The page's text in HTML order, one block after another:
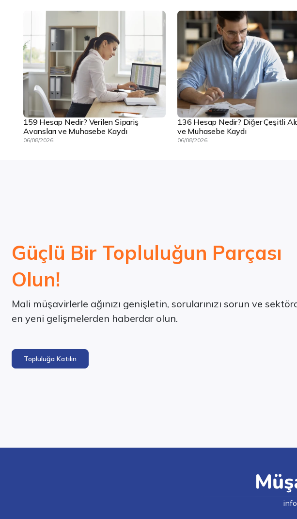
159 Hesap Nedir? Verilen Sipariş
Avansları ve Muhasebe Kaydı
06/08/2026
136 Hesap Nedir? Diğer Çeşitli
ve Muhasebe Kaydı
06/08/2026
Güçlü Bir Topluluğun Parçası
Olun!
Mali müşavirlerle ağınızı genişletin, sorularınızı sorun ve
en yeni gelişmelerden haberdar olun.
Topluluğa Katılın